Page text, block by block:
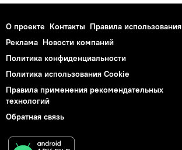
О проекте Контакты Правила использования
Реклама Новости компаний
Политика конфиденциальности
Политика использования Cookie
Правила применения рекомендательных
технологий
Обратная связь